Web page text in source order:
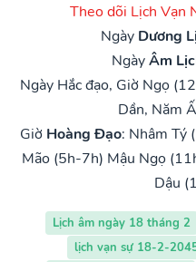
Theo dõi Lịch Vạn
Ngày Dương
NgàyÂm
Ngày Hắc đạo, Giờ Ngọ
Dần, Năm
Giờ Hoàng Đạo: Nhâm Tý
Mão (5h-7h) Mậu Ngọ
Dậu
Lịch âm ngày 18 tháng 2
lịch vạn sự 18-2-